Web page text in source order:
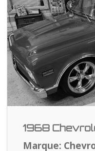
1968
Marque: